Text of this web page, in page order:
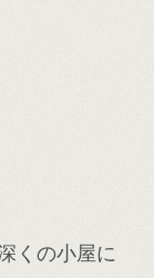
くの小屋に